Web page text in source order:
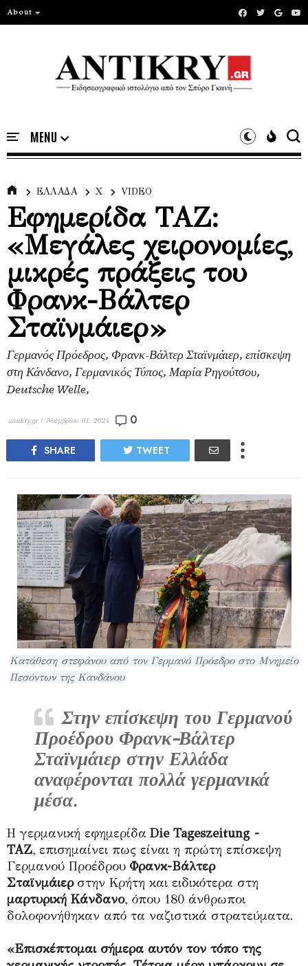
About
ΕΛΛΑΔΑ Χ VIDEO
Εφημερίδα ΤΑΖ:
«Μεγάλες χειρονομίες,
μικρές πράξεις του
Φρανκ-Βάλτερ
Σταϊνμάιερ»
Γερμανός Πρόεδρος, Φρανκ-Βάλτερ Σταϊνμάιερ, επίσκεψη
στη Κάνδανο, Γερμανικός Τύπος, Μαρία Ρηγούτσου,
Deutsche Welle,
antikry.gr | Νοεμβρίου 01, 2024 0
SHARE TWEET
Κατάθεση στεφάνου από τον Γερμανό Πρόεδρο στο Μνημείο
Πεσόντων της Κανδάνου
Στην επίσκεψη του Γερμανού
Προέδρου Φρανκ-Βάλτερ
Σταϊνμάιερ στην Ελλάδα
αναφέρονται πολλά γερμανικά
μέσα.
Η γερμανική εφημερίδα Die Tageszeitung -
ΤΑΖ, επισημαίνει πως είναι η πρώτη επίσκεψη
Γερμανού Προέδρου Φρανκ-Βάλτερ
Σταϊνμάιερστην Κρήτη και ειδικότερα στη
μαρτυρική Κάνδανο, όπου 180 άνθρωποι
δολοφονήθηκαν από τα ναζιστικά στρατεύματα.
«Επισκέπτομαι σήμερα αυτόν τον τόπο της